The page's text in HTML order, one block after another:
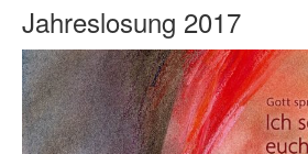
Jahreslosung 2017